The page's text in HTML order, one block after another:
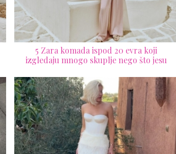
5 Zara komada ispod 20 evra koji
izgledaju mnogo skuplje nego što jesu